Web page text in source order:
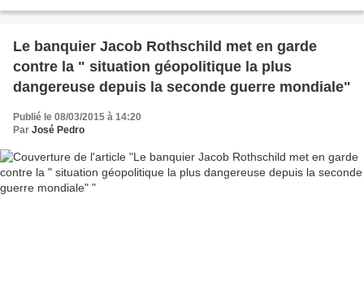
Le banquier Jacob Rothschild met en garde
contre la " situation géopolitique la plus
dangereuse depuis la seconde guerre mondiale"
Publié le 08/03/2015 à 14:20
Par José Pedro